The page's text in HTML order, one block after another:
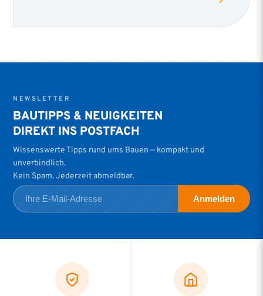
NEWSLETTER
BAUTIPPS & NEUIGKEITEN
DIREKT INS POSTFACH
Wissenswerte Tipps rund ums Bauen — kompakt und
unverbindlich.
Kein Spam. Jederzeit abmeldbar.
Anmelden